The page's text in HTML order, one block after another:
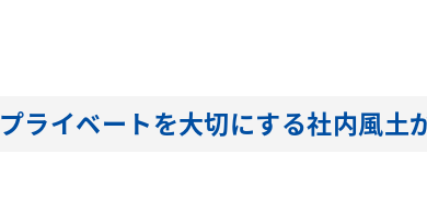
見やご質問に迅速かつ丁寧にお応えできる
翌営業日以降のご対応となる場合がござい
プライベートを大切にする社内風土